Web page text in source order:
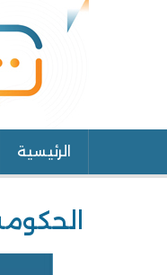
الرئيسية